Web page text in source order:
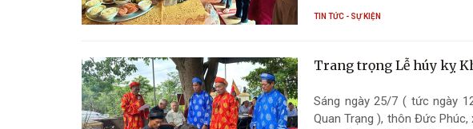
TIN TỨC - SỰ KIỆN
Trang trọng Lễ húy kỵ
Sáng ngày 25/7 ( tức ngày
Quan Trạng ), thôn Đức